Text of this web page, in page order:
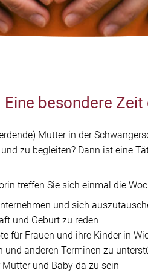
ElternTreff
MoBiLe
WiEGe
besondere
Mutter in der
zu begleiten? Dann ist eine
treffen Sie sich einmal die
und sich
und Geburt zu reden
für Frauen und ihre Kinder in
und anderen Terminen zu
und Baby da zu sein